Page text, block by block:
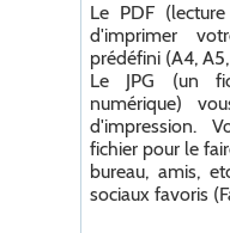
Le PDF
d'imprimer
prédéfini (A4, A5,
Le JPG (un
numérique)
d'impression.
fichier pour le
bureau, amis,
sociaux favoris